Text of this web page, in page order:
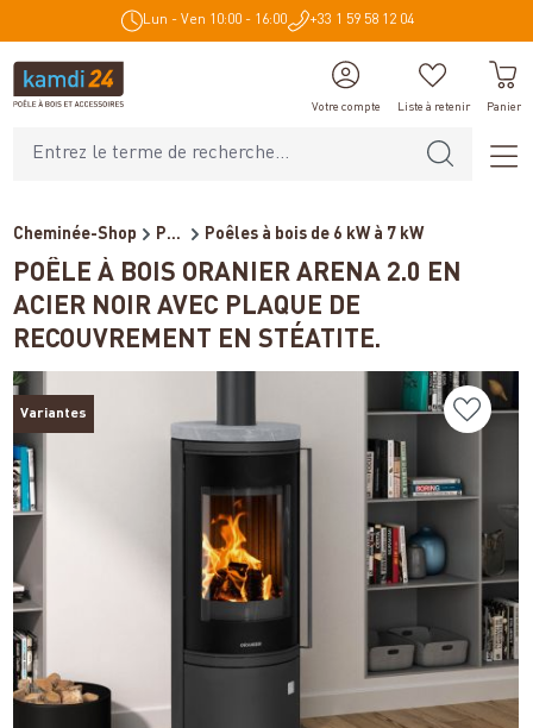
principal Lun - Ven 10:00 - 16:00 +33 1 59 58 12 04
Votre compte Liste à retenir Panier
Cheminée-Shop Poêles et cheminées Poêles à bois de 6 kW à 7 kW
POÊLE À BOIS ORANIER ARENA 2.0 EN
ACIER NOIR AVEC PLAQUE DE
RECOUVREMENT EN STÉATITE.
Variantes